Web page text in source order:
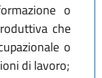
o
che
o
di lavoro;